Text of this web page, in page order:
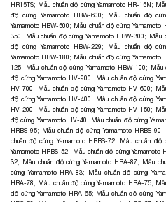
HR15TS; Mẫu chuẩn độ cứng Yamamoto HR-15N;
độ cứng Yamamoto HBW-600; Mẫu chuẩn độ
Yamamoto HBW-500; Mẫu chuẩn độ cứng Yamamoto
350; Mẫu chuẩn độ cứng Yamamoto HBW-300; Mẫu
độ cứng Yamamoto HBW-229; Mẫu chuẩn độ
Yamamoto HBW-180; Mẫu chuẩn độ cứng Yamamoto
125; Mẫu chuẩn độ cứng Yamamoto HBW-100; Mẫu
độ cứng Yamamoto HV-900; Mẫu chuẩn độ cứng
HV-700; Mẫu chuẩn độ cứng Yamamoto HV-600;
độ cứng Yamamoto HV-400; Mẫu chuẩn độ cứng
HV-200; Mẫu chuẩn độ cứng Yamamoto HV-150;
độ cứng Yamamoto HV-40; Mẫu chuẩn độ cứng
HRBS-95; Mẫu chuẩn độ cứng Yamamoto HRBS-90;
chuẩn độ cứng Yamamoto HRBS-72; Mẫu chuẩn độ
Yamamoto HRBS-52; Mẫu chuẩn độ cứng Yamamoto
32; Mẫu chuẩn độ cứng Yamamoto HRA-87; Mẫu
cứng Yamamoto HRA-83; Mẫu chuẩn độ cứng
HRA-78; Mẫu chuẩn độ cứng Yamamoto HRA-75;
độ cứng Yamamoto HRA-65; Mẫu chuẩn độ cứng